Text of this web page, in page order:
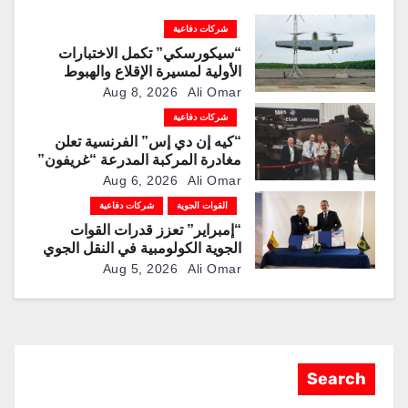
شركات دفاعية
“سيكورسكي” تكمل الاختبارات
الأولية لمسيرة الإقلاع والهبوط
العمودي “نوماد 100”Aug 8, 2026 Ali Omar
شركات دفاعية
“كيه إن دي إس” الفرنسية تعلن
مغادرة المركبة المدرعة “غريفون”
رقم 1000 لخط الإنتاج
Aug 6, 2026 Ali Omar
القوات الجوية شركات دفاعية
“إمبراير” تعزز قدرات القوات
الجوية الكولومبية في النقل الجوي
والتزوّد بالوقود جوًا من خلال
ميلينيوم”
Aug 5, 2026 Ali Omar
Search